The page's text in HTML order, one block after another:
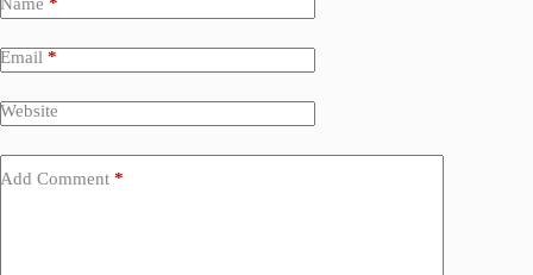
Name *
Email *
Website
Add Comment *